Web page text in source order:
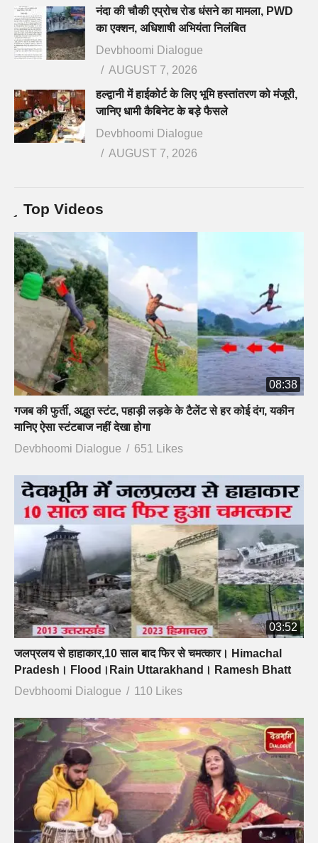
नंदा की चौकी एप्रोच रोड धंसने का मामला, PWD
का एक्शन, अधिशाषी अभियंता निलंबित
Devbhoomi Dialogue
AUGUST 7, 2026
हल्द्वानी में हाईकोर्ट के लिए भूमि हस्तांतरण को मंजूरी,
जानिए धामी कैबिनेट के बड़े फैसले
Devbhoomi Dialogue
AUGUST 7, 2026
Top Videos
08:38
गजब की फुर्ती, अद्भुत स्टंट, पहाड़ी लड़के के टैलेंट से हर कोई दंग, यकीन
मानिए ऐसा स्टंटबाज नहीं देखा होगा
Devbhoomi Dialogue
651 Likes
03:52
जलप्रलय से हाहाकार,10 साल बाद फिर से चमत्कार। Himachal
Pradesh। Flood।Rain Uttarakhand। Ramesh Bhatt
Devbhoomi Dialogue
110 Likes